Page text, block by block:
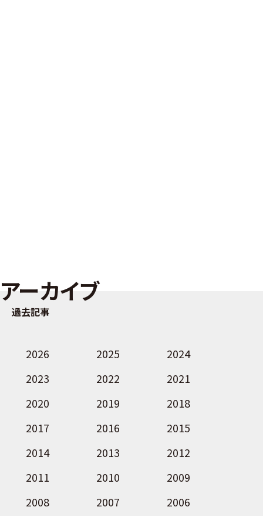
アーカイブ
過去記事
2026 2025
2024
2023
2022
2021
2020
2019
2018
2017
2016
2015
2014
2013
2012
2011
2010
2009
2008
2007 2006